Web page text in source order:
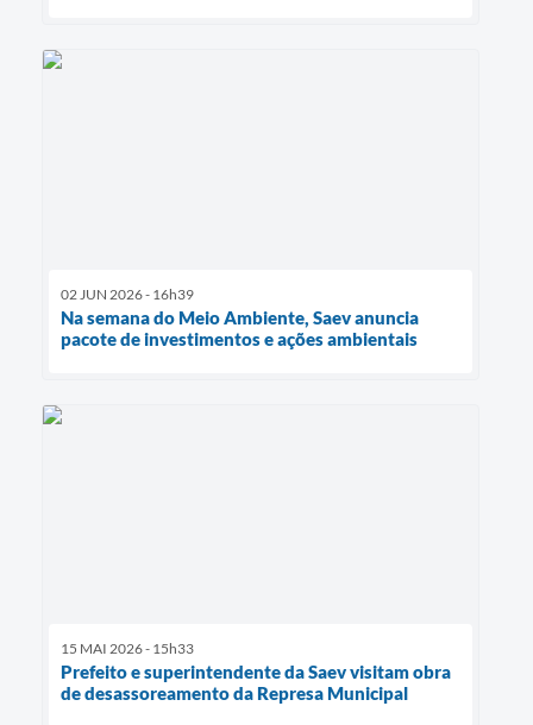
02 JUN 2026 - 16h39
Na semana do Meio Ambiente, Saev anuncia
pacote de investimentos e ações ambientais
15 MAI 2026 - 15h33
Prefeito e superintendente da Saev visitam obra
de desassoreamento da Represa Municipal